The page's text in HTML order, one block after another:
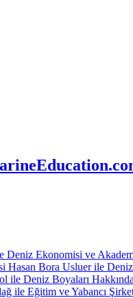
Deniz Ekonomisi ve
Hasan Bora Usluer ile
ile Deniz Boyaları
ile Eğitim ve Yabancı